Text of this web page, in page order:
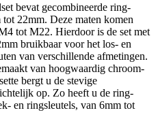
bevat gecombineerde ring-
22mm. Deze maten komen
tot M22. Hierdoor is de set met
bruikbaar voor het los- en
van verschillende afmetingen.
van hoogwaardig chroom-
bergt u de stevige
op. Zo heeft u de ring-
en ringsleutels, van 6mm tot